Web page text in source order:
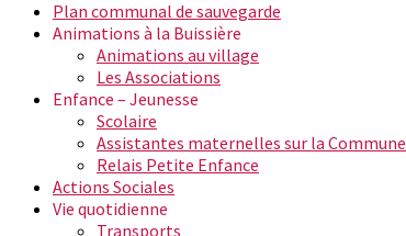
Plan communal de sauvegarde
Animations à la Buissière
Animations au village
Les Associations
Enfance – Jeunesse
Scolaire
Assistantes maternelles sur la Commune
Relais Petite Enfance
Actions Sociales
Vie quotidienne
Transports